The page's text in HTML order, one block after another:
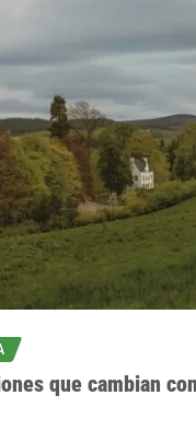
que cambian